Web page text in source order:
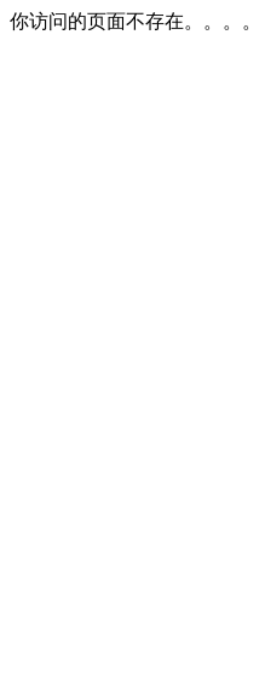
你访问的页面不存在。。。。